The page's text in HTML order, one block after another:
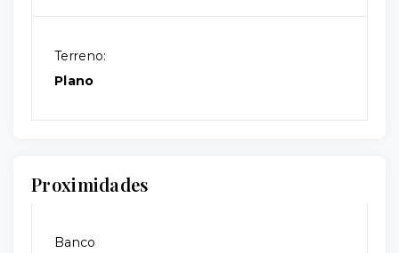
Terreno:
Plano
Proximidades
Banco